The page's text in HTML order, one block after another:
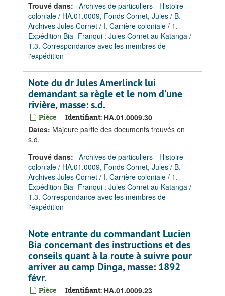
Trouvé dans: Archives de particuliers - Histoire
coloniale / HA.01.0009, Fonds Cornet, Jules / B.
Archives Jules Cornet / I. Carrière coloniale / 1.
Expédition Bia- Franqui : Jules Cornet au Katanga /
1.3. Correspondance avec les membres de
l'expédition
Note du dr Jules Amerlinck lui
demandant sa règle et le nom d'une
rivière, masse: s.d.
Pièce Identifiant: HA.01.0009.30
Dates: Majeure partie des documents trouvés en
s.d.
Trouvé dans: Archives de particuliers - Histoire
coloniale / HA.01.0009, Fonds Cornet, Jules / B.
Archives Jules Cornet / I. Carrière coloniale / 1.
Expédition Bia- Franqui : Jules Cornet au Katanga /
1.3. Correspondance avec les membres de
l'expédition
Note entrante du commandant Lucien
Bia concernant des instructions et des
conseils quant à la route à suivre pour
arriver au camp Dinga, masse: 1892
févr.
Pièce Identifiant: HA.01.0009.23